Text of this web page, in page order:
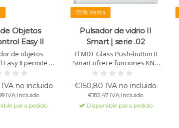
Objetos
Easy II
de objetos
Easy II permite la
y control de
temperatura,
más a través de
Hasta 200
no incluido
IVA incluido
para pedido
35% Venta
Pulsador de vidrio II
Smart | serie .02
El MDT Glass Push-button II
Smart ofrece funciones KNX
avanzadas con pantalla en
sensor de temperatura.
Hasta 12 funciones, control
de temperatura, estado RGB
€150,80 IVA no incluido
€182,47 IVA incluido
Disponible para pedido